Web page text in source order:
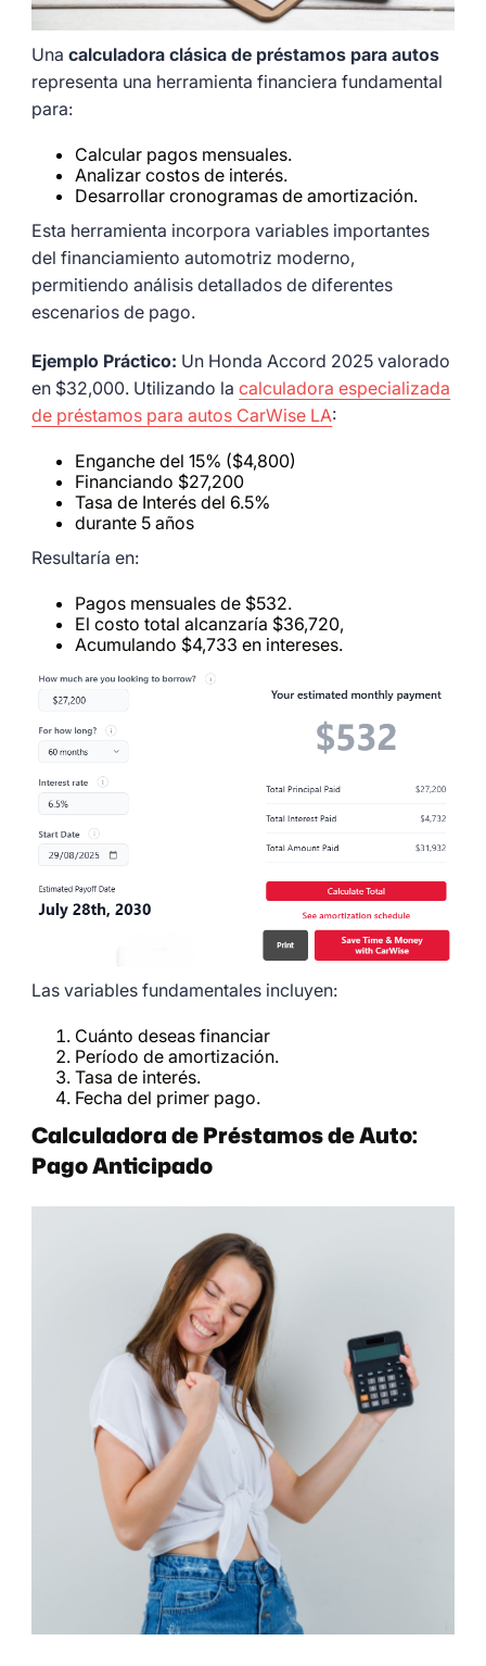
Unacalculadora clásica de préstamos para autos
representa una herramienta financiera fundamental
para:
Calcular pagos mensuales.
Analizar costos de interés.
Desarrollar cronogramas de amortización.
Esta herramienta incorpora variables importantes
del financiamiento automotriz moderno,
permitiendo análisis detallados de diferentes
escenarios de pago.
Ejemplo Práctico: Un Honda Accord 2025 valorado
en $32,000. Utilizando lacalculadora especializada
de préstamos para autos CarWise LA:
Enganche del 15% ($4,800)
Financiando $27,200
Tasa de Interés del 6.5%
durante 5 años
Resultaría en:
Pagos mensuales de $532.
El costo total alcanzaría $36,720,
Acumulando $4,733 en intereses.
Las variables fundamentales incluyen:
Cuánto deseas financiar
Período de amortización.
Tasa de interés.
Fecha del primer pago.
Calculadora de Préstamos de Auto:
Pago Anticipado